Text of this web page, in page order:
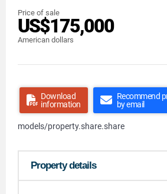
Price of sale
US$175,000
American dollars
Download
information
Recommend
by email
models/property.share.share
Property details